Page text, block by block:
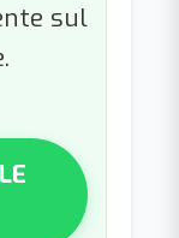
sul